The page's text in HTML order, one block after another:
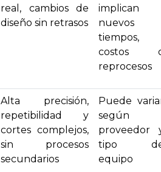
real, cambios de
diseño sin retrasos
implican
nuevos
tiempos,
costos
reprocesos
Alta precisión,
repetibilidad y
cortes complejos,
sin procesos
secundarios
Puede
según
proveedor
tipo
equipo